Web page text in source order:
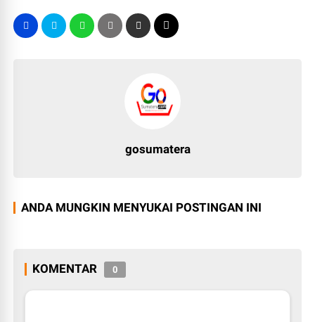
gosumatera
ANDA MUNGKIN MENYUKAI POSTINGAN INI
KOMENTAR 0